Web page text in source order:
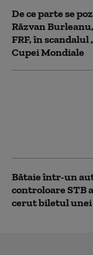
De ce parte se
Răzvan
FRF, în scandalul
Cupei Mondiale
Bătaie într-un
controloare STB
cerut biletul unei